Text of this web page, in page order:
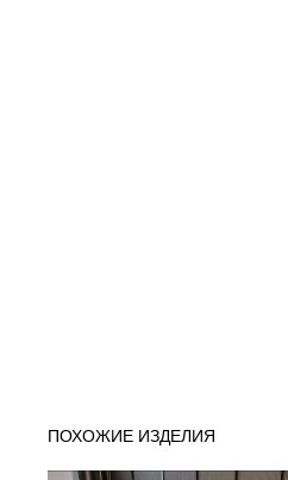
ПОХОЖИЕ ИЗДЕЛИЯ